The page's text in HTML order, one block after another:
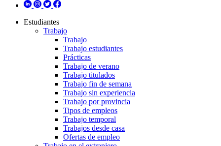
Estudiantes
Trabajo
Trabajo
Trabajo estudiantes
Prácticas
Trabajo de verano
Trabajo titulados
Trabajo fin de semana
Trabajo sin experiencia
Trabajo por provincia
Tipos de empleos
Trabajo temporal
Trabajos desde casa
Ofertas de empleo